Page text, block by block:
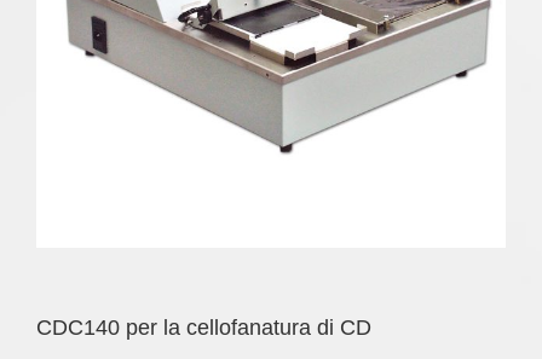
CDC140 per la cellofanatura di CD